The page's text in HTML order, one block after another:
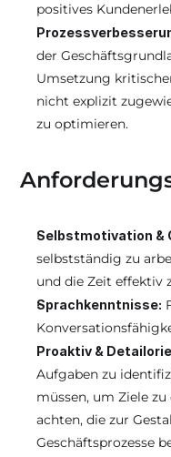
positives
der
Umsetzung
nicht explizit
zu optimieren.
Selbstmotivation &
selbstständig zu
und die Zeit effektiv
Sprachkenntnisse:
Proaktiv &
Aufgaben zu
müssen, um Ziele
achten, die zur
Geschäftsprozesse